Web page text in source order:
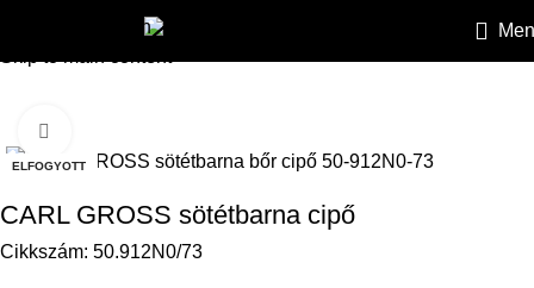
Skip to navigation
CARL GROSS
ELFOGYOTT
CARL GROSS sötétbarna cipő
Cikkszám: 50.912N0/73